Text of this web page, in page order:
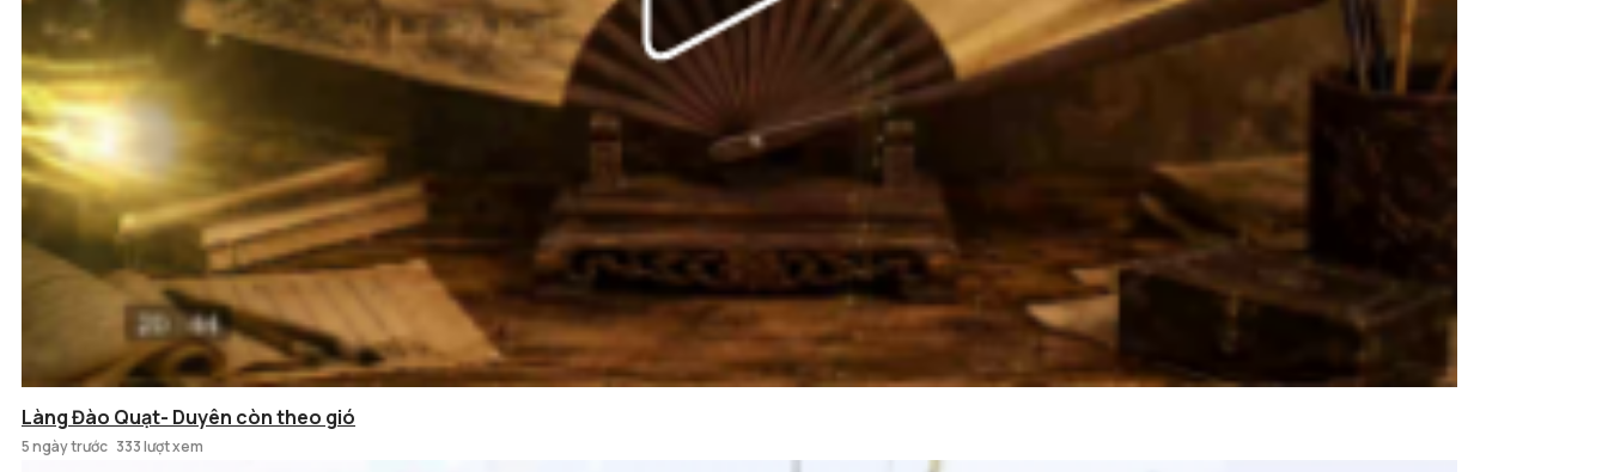
Làng Đào Quạt- Duyên còn theo gió
5 ngày trước 333 lượt xem